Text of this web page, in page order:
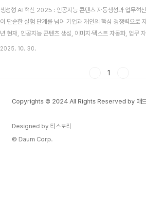
생성형 AI 혁신 2025 : 인공지능 콘텐츠 자동생성과 업무혁
이 단순한 실험 단계를 넘어 기업과 개인의 핵심 경쟁력으로
년 현재, 인공지능 콘텐츠 생성, 이미지·텍스트 자동화, 업무
급증하는 가운데, 이 기술을 어떻게 전략적으로 적용할지에 대
트렌..
2025. 10. 30.
1
Copyrights © 2024 All Rights Reserved by 애드
Designed by 티스토리
© Daum Corp.